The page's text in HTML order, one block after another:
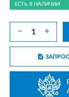
ЕСТЬ В НАЛИЧИИ
− +